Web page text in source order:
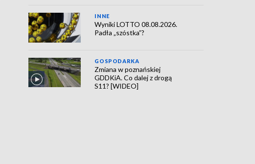
INNE
Wyniki LOTTO 08.08.2026.
Padła „szóstka”?
GOSPODARKA
Zmiana w poznańskiej
GDDKiA. Co dalej z drogą
S11? [WIDEO]